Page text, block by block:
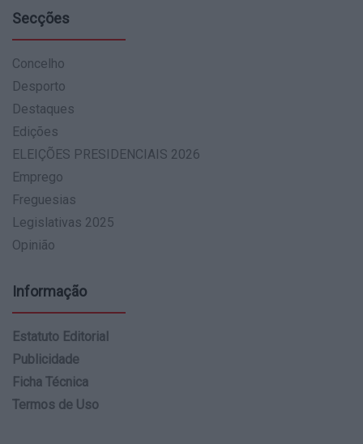
Secções
Concelho
Desporto
Destaques
Edições
ELEIÇÕES PRESIDENCIAIS 2026
Emprego
Freguesias
Legislativas 2025
Opinião
Informação
Estatuto Editorial
Publicidade
Ficha Técnica
Termos de Uso